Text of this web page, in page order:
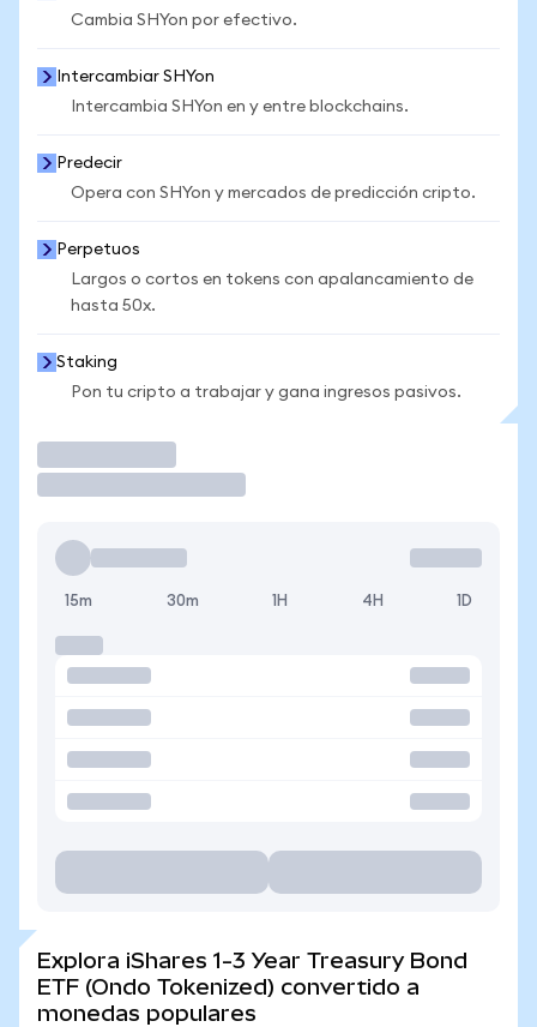
Cambia SHYon por efectivo.
Intercambiar SHYon
Intercambia SHYon en y entre blockchains.
Predecir
Opera con SHYon y mercados de predicción cripto.
Perpetuos
Largos o cortos en tokens con apalancamiento de
hasta 50x.
Staking
Pon tu cripto a trabajar y gana ingresos pasivos.
15m 30m 1H 4H 1D
Explora iShares 1-3 Year Treasury Bond
ETF (Ondo Tokenized) convertido a
monedas populares